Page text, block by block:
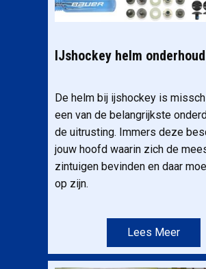
IJshockey helm onderhoud
De helm bij ijshockey is
een van de belangrijkste
de uitrusting. Immers deze
jouw hoofd waarin zich de
zintuigen bevinden en daar
op zijn.
Lees Meer